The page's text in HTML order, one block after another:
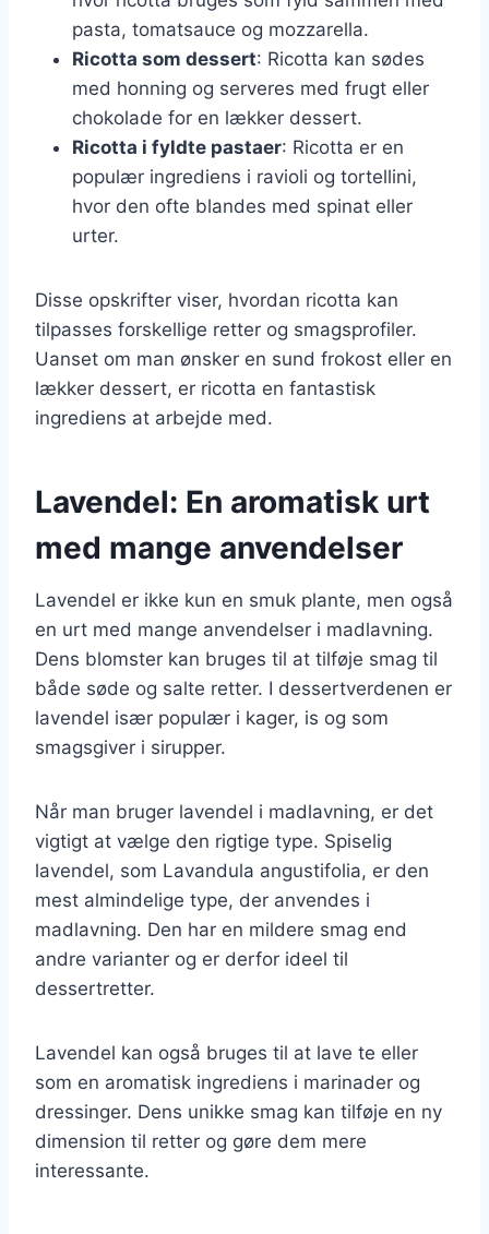
pasta, tomatsauce og mozzarella.
Ricotta som dessert: Ricotta kan sødes
med honning og serveres med frugt eller
chokolade for en lækker dessert.
Ricotta i fyldte pastaer: Ricotta er en
populær ingrediens i ravioli og tortellini,
hvor den ofte blandes med spinat eller
urter.
Disse opskrifter viser, hvordan ricotta kan
tilpasses forskellige retter og smagsprofiler.
Uanset om man ønsker en sund frokost eller en
lækker dessert, er ricotta en fantastisk
ingrediens at arbejde med.
Lavendel: En aromatisk urt
med mange anvendelser
Lavendel er ikke kun en smuk plante, men også
en urt med mange anvendelser i madlavning.
Dens blomster kan bruges til at tilføje smag til
både søde og salte retter. I dessertverdenen er
lavendel især populær i kager, is og som
smagsgiver i sirupper.
Når man bruger lavendel i madlavning, er det
vigtigt at vælge den rigtige type. Spiselig
lavendel, som Lavandula angustifolia, er den
mest almindelige type, der anvendes i
madlavning. Den har en mildere smag end
andre varianter og er derfor ideel til
dessertretter.
Lavendel kan også bruges til at lave te eller
som en aromatisk ingrediens i marinader og
dressinger. Dens unikke smag kan tilføje en ny
dimension til retter og gøre dem mere
interessante.